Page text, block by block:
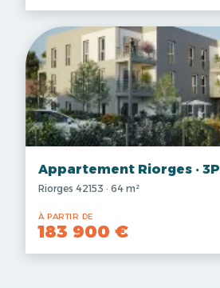
Appartement Riorges · 3P
Riorges 42153 · 64 m²
À PARTIR DE
183 900 €